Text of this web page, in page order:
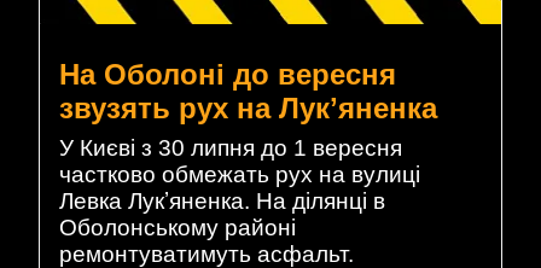
На Оболоні до вересня
звузять рух на Лукʼяненка
У Києві з 30 липня до 1 вересня
частково обмежать рух на вулиці
Левка Лукʼяненка. На ділянці в
Оболонському районі
ремонтуватимуть асфальт.